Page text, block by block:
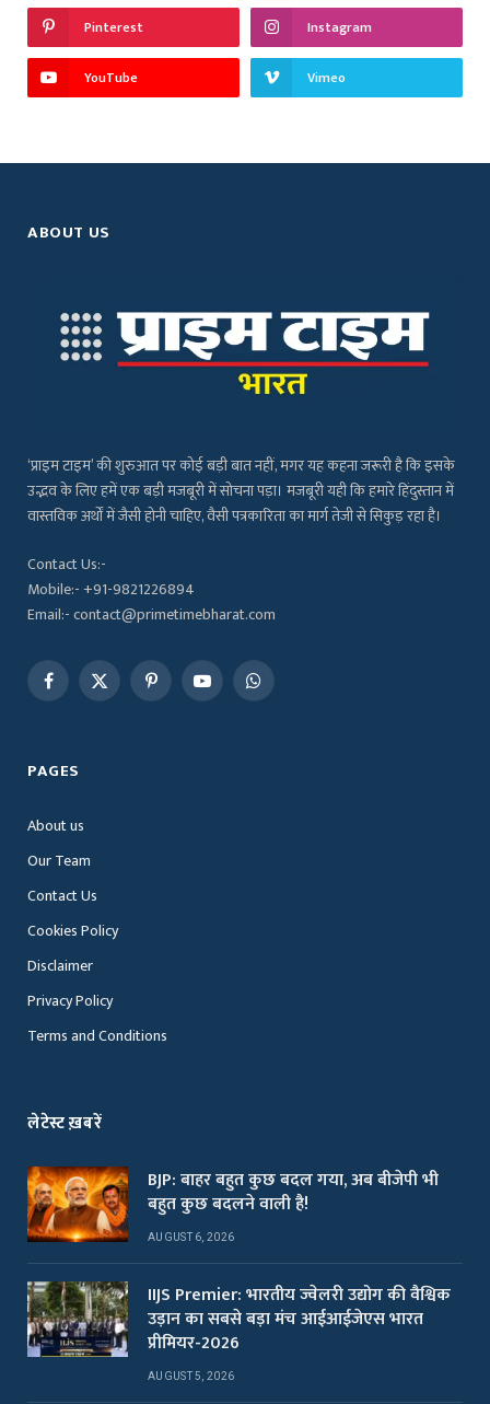
Pinterest Instagram
YouTube Vimeo
ABOUT US
‘प्राइम टाइम’ की शुरुआत पर कोई बड़ी बात नहीं, मगर यह कहना जरूरी है कि इसके
उद्भव के लिए हमें एक बड़ी मजबूरी में सोचना पड़ा। मजबूरी यही कि हमारे हिंदुस्तान में
वास्तविक अर्थों में जैसी होनी चाहिए, वैसी पत्रकारिता का मार्ग तेजी से सिकुड़ रहा है।
Contact Us:-
Mobile:- +91-9821226894
Email:- contact@primetimebharat.com
Facebook
X
PinterestYouTubeWhatsApp
PAGES
About us
Our Team
Contact Us
Cookies Policy
Disclaimer
Privacy Policy
Terms and Conditions
लेटेस्ट ख़बरें
BJP: बाहर बहुत कुछ बदल गया, अब बीजेपी भी
बहुत कुछ बदलने वाली है!
AUGUST 6, 2026
IIJS Premier: भारतीय ज्वेलरी उद्योग की वैश्विक
उड़ान का सबसे बड़ा मंच आईआईजेएस भारत
प्रीमियर-2026
AUGUST 5, 2026